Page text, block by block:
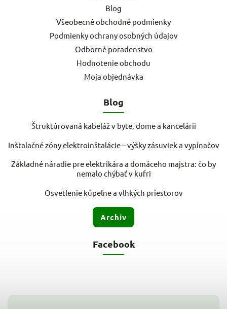
Blog
Všeobecné obchodné podmienky
Podmienky ochrany osobných údajov
Odborné poradenstvo
Hodnotenie obchodu
Moja objednávka
Blog
Štruktúrovaná kabeláž v byte, dome a kancelárii
Inštalačné zóny elektroinštalácie – výšky zásuviek a vypínačov
Základné náradie pre elektrikára a domáceho majstra: čo by
nemalo chýbať v kufri
Osvetlenie kúpeľne a vlhkých priestorov
Archív
Facebook